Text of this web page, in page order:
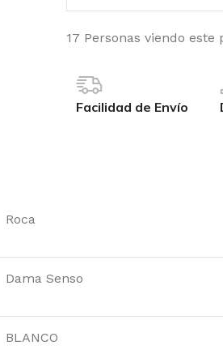
17 Personas viendo este
Facilidad de Envío
Roca
Dama Senso
BLANCO